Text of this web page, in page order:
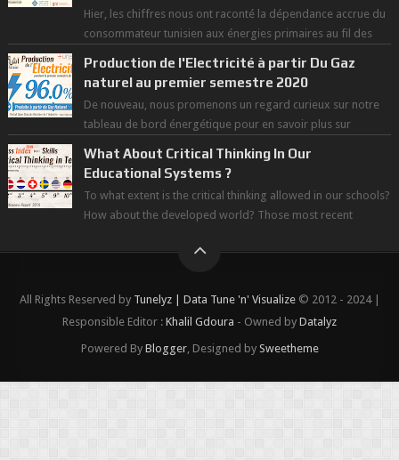
Hier, les chiffres nous ont raconté la dépendance accrue du
consommateur tunisien aux énergies primaires au fil des
Production de l'Electricité à partir Du Gaz
naturel au premier semestre 2020
De nouveau, nous promenons un regard curieux sur notre
tableau de bord énergétique pour en savoir plus sur
What About Critical Thinking In Our
Educational Systems ?
To what extent is the critical thinking allowed in our schools?
How about the developed world? Those most recent
All Rights Reserved by Tunelyz | Data Tune 'n' Visualize© 2012 - 2024 |
Responsible Editor : Khalil Gdoura - Owned by Datalyz
Powered By Blogger, Designed by Sweetheme